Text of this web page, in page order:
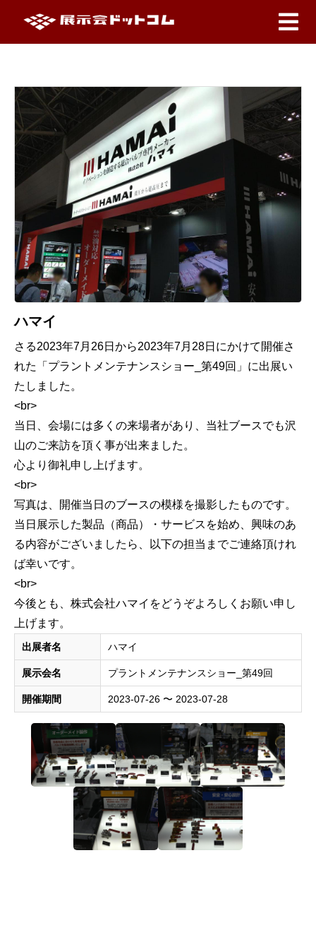
ハマイ
さる2023年7月26日から2023年7月28日にかけて開催さ
れた「プラントメンテナンスショー_第49回」に出展い
たしました。
<br>
当日、会場には多くの来場者があり、当社ブースでも沢
山のご来訪を頂く事が出来ました。
心より御礼申し上げます。
<br>
写真は、開催当日のブースの模様を撮影したものです。
当日展示した製品（商品）・サービスを始め、興味のあ
る内容がございましたら、以下の担当までご連絡頂けれ
ば幸いです。
<br>
今後とも、株式会社ハマイをどうぞよろしくお願い申し
上げます。
出展者名 ハマイ
展示会名 プラントメンテナンスショー_第49回
開催期間 2023-07-26 〜 2023-07-28